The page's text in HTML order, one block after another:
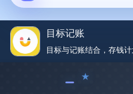
目标记账
﹣